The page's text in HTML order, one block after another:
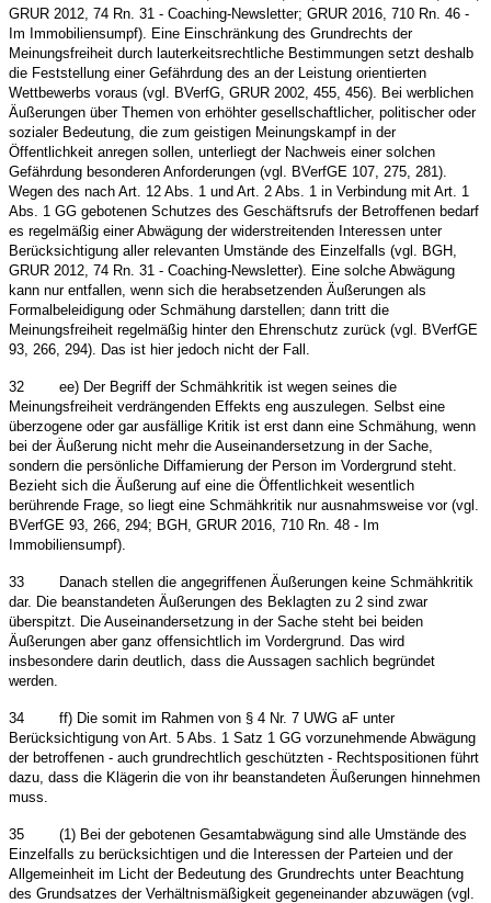
GRUR 2012, 74 Rn. 31 - Coaching-Newsletter; GRUR 2016, 710 Rn. 46 -
Im Immobiliensumpf). Eine Einschränkung des Grundrechts der
Meinungsfreiheit durch lauterkeitsrechtliche Bestimmungen setzt deshalb
die Feststellung einer Gefährdung des an der Leistung orientierten
Wettbewerbs voraus (vgl. BVerfG, GRUR 2002, 455, 456). Bei werblichen
Äußerungen über Themen von erhöhter gesellschaftlicher, politischer oder
sozialer Bedeutung, die zum geistigen Meinungskampf in der
Öffentlichkeit anregen sollen, unterliegt der Nachweis einer solchen
Gefährdung besonderen Anforderungen (vgl. BVerfGE 107, 275, 281).
Wegen des nach Art. 12 Abs. 1 und Art. 2 Abs. 1 in Verbindung mit Art. 1
Abs. 1 GG gebotenen Schutzes des Geschäftsrufs der Betroffenen bedarf
es regelmäßig einer Abwägung der widerstreitenden Interessen unter
Berücksichtigung aller relevanten Umstände des Einzelfalls (vgl. BGH,
GRUR 2012, 74 Rn. 31 - Coaching-Newsletter). Eine solche Abwägung
kann nur entfallen, wenn sich die herabsetzenden Äußerungen als
Formalbeleidigung oder Schmähung darstellen; dann tritt die
Meinungsfreiheit regelmäßig hinter den Ehrenschutz zurück (vgl. BVerfGE
93, 266, 294). Das ist hier jedoch nicht der Fall.
32 ee) Der Begriff der Schmähkritik ist wegen seines die
Meinungsfreiheit verdrängenden Effekts eng auszulegen. Selbst eine
überzogene oder gar ausfällige Kritik ist erst dann eine Schmähung, wenn
bei der Äußerung nicht mehr die Auseinandersetzung in der Sache,
sondern die persönliche Diffamierung der Person im Vordergrund steht.
Bezieht sich die Äußerung auf eine die Öffentlichkeit wesentlich
berührende Frage, so liegt eine Schmähkritik nur ausnahmsweise vor (vgl.
BVerfGE 93, 266, 294; BGH, GRUR 2016, 710 Rn. 48 - Im
Immobiliensumpf).
33
Danach stellen die angegriffenen Äußerungen keine Schmähkritik
dar. Die beanstandeten Äußerungen des Beklagten zu 2 sind zwar
überspitzt. Die Auseinandersetzung in der Sache steht bei beiden
Äußerungen aber ganz offensichtlich im Vordergrund. Das wird
insbesondere darin deutlich, dass die Aussagen sachlich begründet
werden.
34 ff) Die somit im Rahmen von § 4 Nr. 7 UWG aF unter
Berücksichtigung von Art. 5 Abs. 1 Satz 1 GG vorzunehmende Abwägung
der betroffenen - auch grundrechtlich geschützten - Rechtspositionen führt
dazu, dass die Klägerin die von ihr beanstandeten Äußerungen hinnehmen
muss.
35 (1) Bei der gebotenen Gesamtabwägung sind alle Umstände des
Einzelfalls zu berücksichtigen und die Interessen der Parteien und der
Allgemeinheit im Licht der Bedeutung des Grundrechts unter Beachtung
des Grundsatzes der Verhältnismäßigkeit gegeneinander abzuwägen (vgl.